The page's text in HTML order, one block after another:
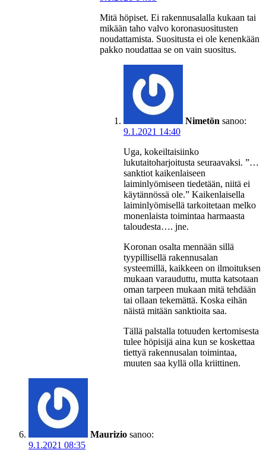
Mitä höpiset. Ei rakennusalalla kukaan tai
mikään taho valvo koronasuositusten
noudattamista. Suositusta ei ole kenenkään
pakko noudattaa se on vain suositus.
Nimetön sanoo:
9.1.2021 14:40
Uga, kokeiltaisiinko
lukutaitoharjoitusta seuraavaksi. ”…
sanktiot kaikenlaiseen
laiminlyömiseen tiedetään, niitä ei
käytännössä ole.” Kaikenlaisella
laiminlyömisellä tarkoitetaan melko
monenlaista toimintaa harmaasta
taloudesta…. jne.
Koronan osalta mennään sillä
tyypillisellä rakennusalan
systeemillä, kaikkeen on ilmoituksen
mukaan varauduttu, mutta katsotaan
oman tarpeen mukaan mitä tehdään
tai ollaan tekemättä. Koska eihän
näistä mitään sanktioita saa.
Tällä palstalla totuuden kertomisesta
tulee höpisijä aina kun se koskettaa
tiettyä rakennusalan toimintaa,
muuten saa kyllä olla kriittinen.
Maurizio sanoo:
9.1.2021 08:35